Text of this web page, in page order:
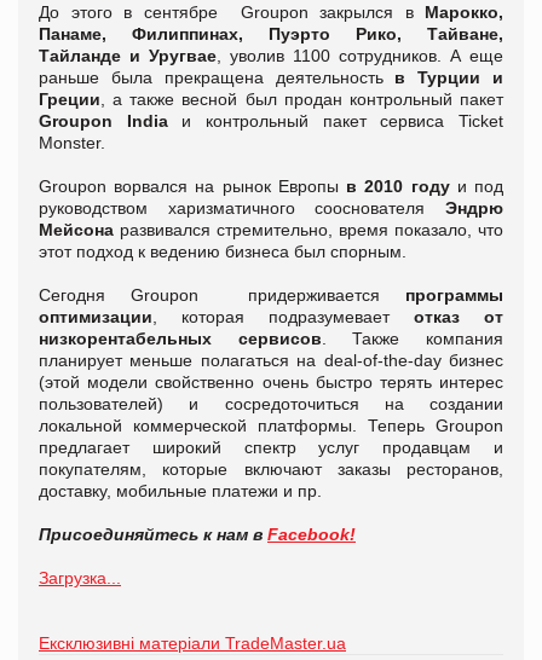
До этого в сентябре Groupon закрылся в Марокко,
Панаме, Филиппинах, Пуэрто Рико, Тайване,
Тайланде и Уругвае , уволив 1100 сотрудников. А еще
раньше была прекращена деятельность в Турции и
Греции , а также весной был продан контрольный пакет
Groupon Indiaи контрольный пакет сервиса Ticket
Monster.
Groupon ворвался на рынок Европы в 2010 годуи под
руководством харизматичного сооснователя Эндрю
Мейсона развивался стремительно, время показало, что
этот подход к ведению бизнеса был спорным.
Сегодня Groupon придерживается программы
оптимизации , которая подразумевает отказ от
низкорентабельных сервисов . Также компания
планирует меньше полагаться на deal-of-the-day бизнес
(этой модели свойственно очень быстро терять интерес
пользователей) и сосредоточиться на создании
локальной коммерческой платформы. Теперь Groupon
предлагает широкий спектр услуг продавцам и
покупателям, которые включают заказы ресторанов,
доставку, мобильные платежи и пр.
Присоединяйтесь к нам в Facebook!
Загрузка...
Ексклюзивні матеріали TradeMaster.ua